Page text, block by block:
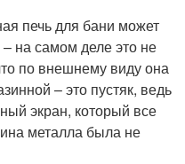
печь для бани может
на самом деле это не
по внешнему виду она
– это пустяк, ведь
экран, который все
металла была не